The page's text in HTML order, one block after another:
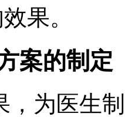
果。
案的制定
，为医生